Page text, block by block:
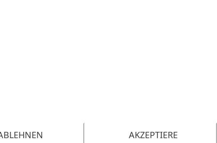
AKZEPTIERE